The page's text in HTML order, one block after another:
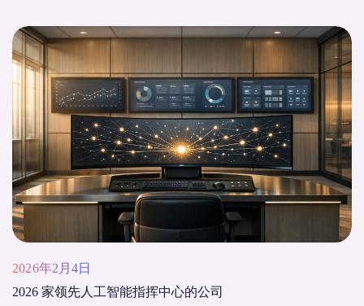
2026年2月4日
2026 家领先人工智能指挥中心的公司